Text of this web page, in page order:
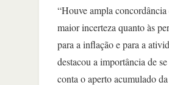
“Houve ampla concordância
maior incerteza quanto às
para a inflação e para a
destacou a importância de
conta o aperto acumulado